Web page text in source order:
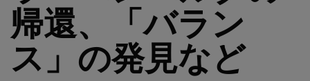
帰還、「バラン
ス」の発見など